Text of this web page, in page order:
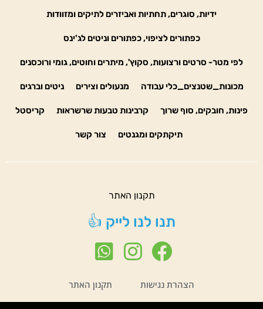
ידיות, סוגרים, תחתיות ואביזרים לתיקים ומזוודות
כפתורים לציפוי, כפתורים וניטים לג'ינס
לפי מטר- סרטים ורצועות, סקוץ', מיתרים וחוטים, גומי ורוכסנים
מכונות_שטנצים_כלי עבודה מנעולים וצירים ניטים וברגים
פינות, חובקים, סוף שרוך קרבינות טבעות שרשראות קריסטל
תיקתקים ומגנטים צור קשר
תקנון האתר
תנו לנו לייק 👍
הצהרת נגישות תקנון האתר